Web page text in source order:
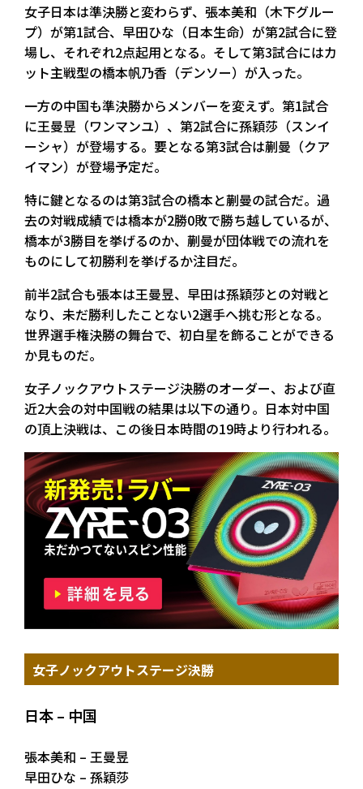
女子日本は準決勝と変わらず、張本美和（木下グルー
プ）が第1試合、早田ひな（日本生命）が第2試合に登
場し、それぞれ2点起用となる。そして第3試合にはカ
ット主戦型の橋本帆乃香（デンソー）が入った。
一方の中国も準決勝からメンバーを変えず。第1試合
に王曼昱（ワンマンユ）、第2試合に孫穎莎（スンイ
ーシャ）が登場する。要となる第3試合は蒯曼（クア
イマン）が登場予定だ。
特に鍵となるのは第3試合の橋本と蒯曼の試合だ。過
去の対戦成績では橋本が2勝0敗で勝ち越しているが、
橋本が3勝目を挙げるのか、蒯曼が団体戦での流れを
ものにして初勝利を挙げるか注目だ。
前半2試合も張本は王曼昱、早田は孫穎莎との対戦と
なり、未だ勝利したことない2選手へ挑む形となる。
世界選手権決勝の舞台で、初白星を飾ることができる
か見ものだ。
女子ノックアウトステージ決勝のオーダー、および直
近2大会の対中国戦の結果は以下の通り。日本対中国
の頂上決戦は、この後日本時間の19時より行われる。
女子ノックアウトステージ決勝
日本 – 中国
張本美和 – 王曼昱
早田ひな – 孫穎莎